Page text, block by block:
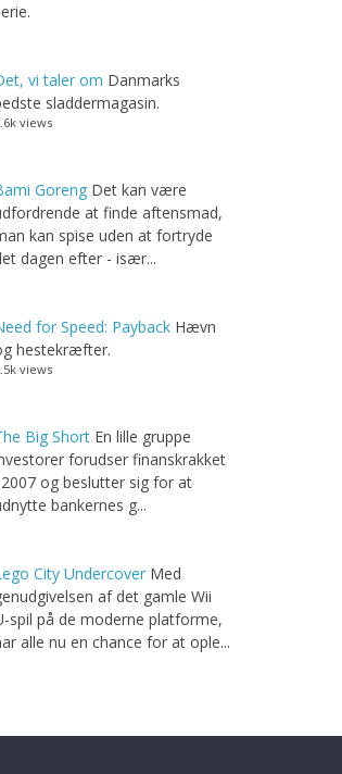
vi taler om Danmarks
sladdermagasin.
views
Goreng Det kan være
at finde aftensmad,
kan spise uden at fortryde
dagen efter - især...
for Speed: Payback Hævn
hestekræfter.
views
Big Short En lille gruppe
forudser finanskrakket
og beslutter sig for at
bankernes g...
City Undercover Med
af det gamle Wii
spil på de moderne platforme,
alle nu en chance for at ople...